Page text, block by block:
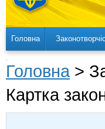
Головна
Головна >
Картка